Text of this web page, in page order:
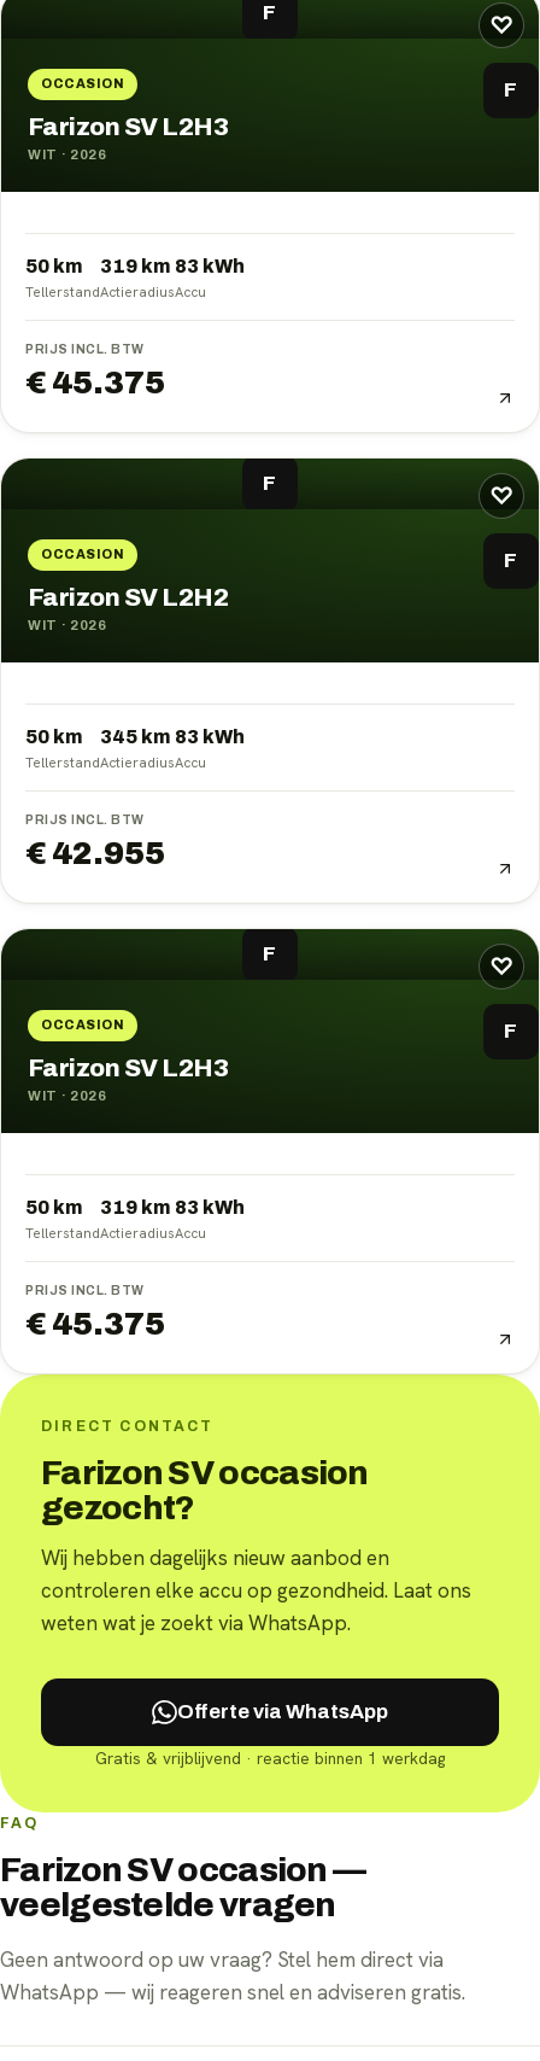
♡
F
OCCASION F
Farizon SV L2H3
WIT · 2026
50 km
Tellerstand
319 km
Actieradius
83 kWh
Accu
PRIJS INCL. BTW
€ 45.375
♡
F
OCCASION F
Farizon SV L2H2
WIT · 2026
50 km
Tellerstand
345 km
Actieradius
83 kWh
Accu
PRIJS INCL. BTW
€ 42.955
♡
F
OCCASION F
Farizon SV L2H3
WIT · 2026
50 km
Tellerstand
319 km
Actieradius
83 kWh
Accu
PRIJS INCL. BTW
€ 45.375
DIRECT CONTACT
Farizon SV occasion
gezocht?
Wij hebben dagelijks nieuw aanbod en
controleren elke accu op gezondheid. Laat ons
weten wat je zoekt via WhatsApp.
Offerte via WhatsApp
Gratis & vrijblijvend · reactie binnen 1 werkdag
FAQ
Farizon SV occasion —
veelgestelde vragen
Geen antwoord op uw vraag? Stel hem direct via
WhatsApp — wij reageren snel en adviseren gratis.